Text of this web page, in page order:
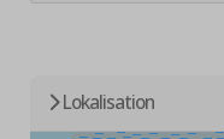
Lokalisation